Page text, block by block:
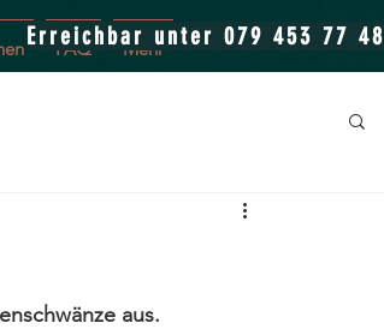
FAQ Mehr
Erreichbar unter 079 453 77 48
aus.